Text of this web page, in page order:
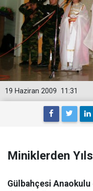
11:31
19 Haziran 2009
Miniklerden
Gülbahçesi